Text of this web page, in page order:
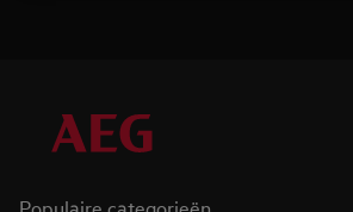
Populaire categorieën